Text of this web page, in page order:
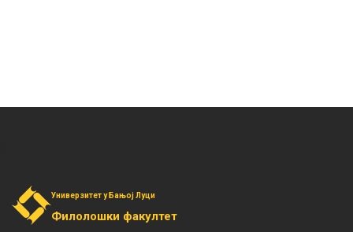
Универзитет у Бањој Луци
Филолошки факултет